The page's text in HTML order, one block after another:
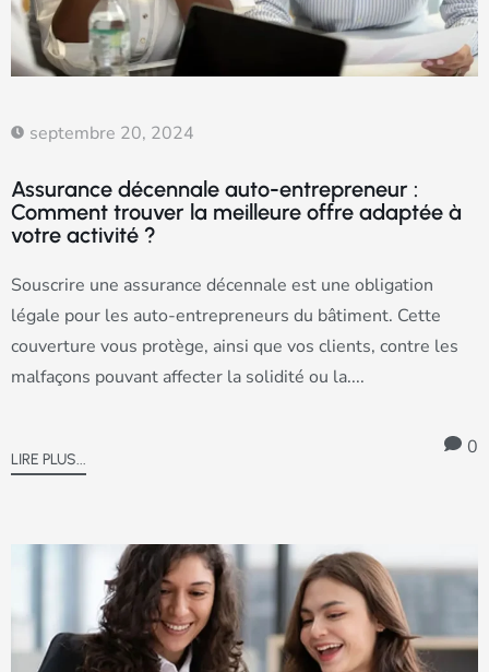
septembre 20, 2024
Assurance décennale auto-entrepreneur :
Comment trouver la meilleure offre adaptée à
votre activité ?
Souscrire une assurance décennale est une obligation
légale pour les auto-entrepreneurs du bâtiment. Cette
couverture vous protège, ainsi que vos clients, contre les
malfaçons pouvant affecter la solidité ou la....
LIRE PLUS...
0